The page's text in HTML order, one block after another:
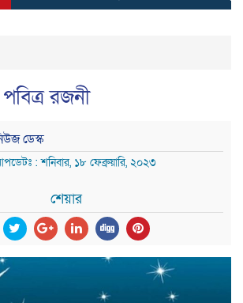
রজনী
ডেস্ক
: শনিবার, ১৮ ফেব্রুয়ারি, ২০২৩
শেয়ার